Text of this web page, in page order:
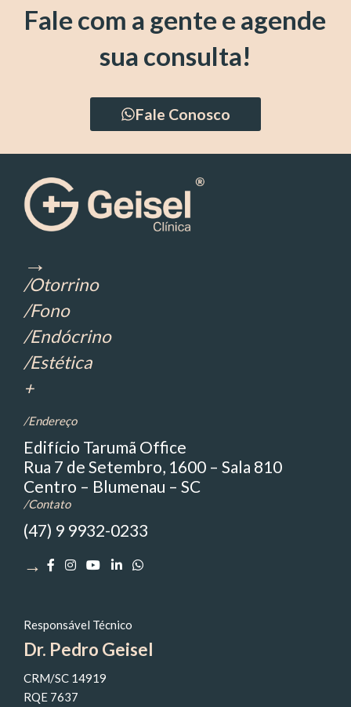
Fale com a gente e agende
sua consulta!
Fale Conosco
→
/Otorrino
/Fono
/Endócrino
/Estética
+
/Endereço
Edifício Tarumã Office
Rua 7 de Setembro, 1600 – Sala 810
Centro – Blumenau – SC
/Contato
(47) 9 9932-0233
→
Responsável Técnico
Dr. Pedro Geisel
CRM/SC 14919
RQE 7637